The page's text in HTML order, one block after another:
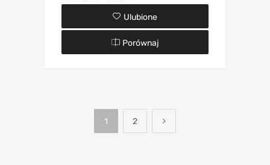
Ulubione
Porównaj
1 2